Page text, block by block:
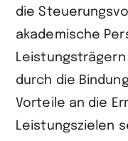
die
akademische
Leistungsträgern
durch die
Vorteile an die
Leistungszielen